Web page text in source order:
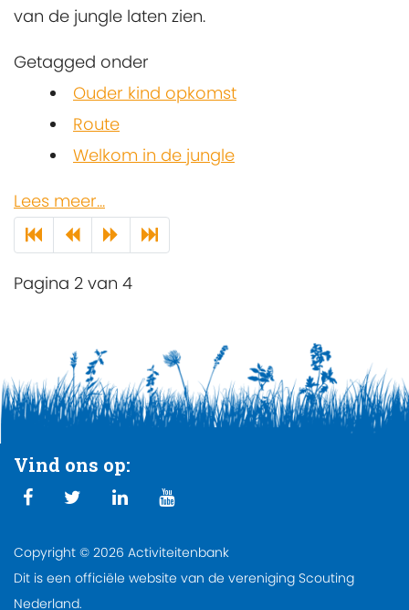
van de jungle laten zien.
Getagged onder
Ouder kind opkomst
Route
Welkom in de jungle
Lees meer...
Pagina 2 van 4
Vind ons op:
Copyright © 2026 Activiteitenbank
Dit is een officiële website van de vereniging Scouting
Nederland.